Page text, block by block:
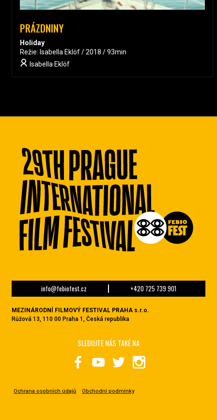
PRÁZDNINY
Holiday
Režie: Isabella Eklöf / 2018 / 93min
Isabella Eklöf
info@febiofest.cz +420 725 739 901
MEZINÁRODNÍ FILMOVÝ FESTIVAL PRAHA s.r.o.
Růžová 13, 110 00 Praha 1, Česká republika
Ochrana osobních údajů Obchodní podmínky
SLEDUJTE NÁS TAKÉ NA